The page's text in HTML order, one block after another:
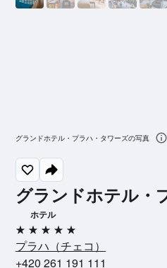
グランドホテル・
ホテル
5つ星
プラハ​（チェコ​）​
+420 261 191 111
グランドホテル・プラハ・タワーズの写真